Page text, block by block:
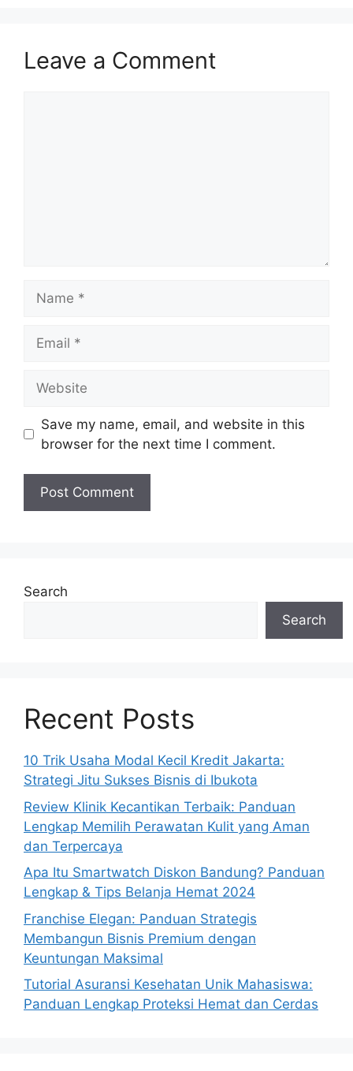
Leave a Comment
Save my name, email, and website in this
browser for the next time I comment.
Search
Search
Recent Posts
10 Trik Usaha Modal Kecil Kredit Jakarta:
Strategi Jitu Sukses Bisnis di Ibukota
Review Klinik Kecantikan Terbaik: Panduan
Lengkap Memilih Perawatan Kulit yang Aman
dan Terpercaya
Apa Itu Smartwatch Diskon Bandung? Panduan
Lengkap & Tips Belanja Hemat 2024
Franchise Elegan: Panduan Strategis
Membangun Bisnis Premium dengan
Keuntungan Maksimal
Tutorial Asuransi Kesehatan Unik Mahasiswa:
Panduan Lengkap Proteksi Hemat dan Cerdas